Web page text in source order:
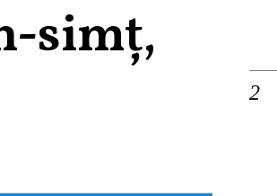
simț,